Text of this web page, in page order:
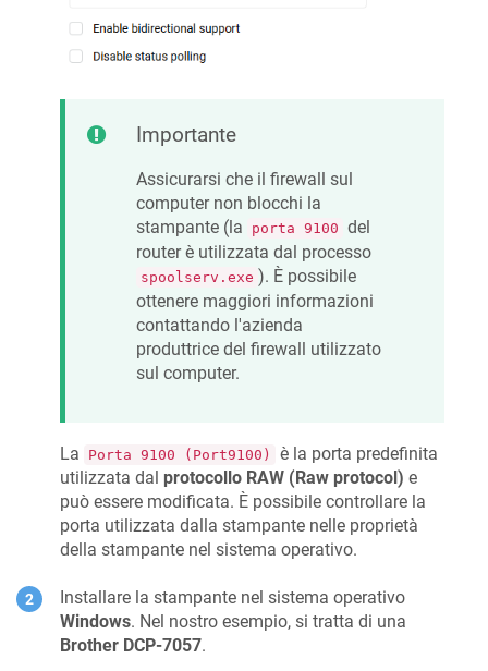
Importante
Assicurarsi che il firewall sul
computer non blocchi la
stampante (la
porta 9100 del
router è utilizzata dal processo
spoolserv.exe ). È possibile
ottenere maggiori informazioni
contattando l'azienda
produttrice del firewall utilizzato
sul computer.
La Porta 9100 (Port9100)
è la porta predefinita
utilizzata dal protocollo RAW (Raw protocol) e
può essere modificata. È possibile controllare la
porta utilizzata dalla stampante nelle proprietà
della stampante nel sistema operativo.
Installare la stampante nel sistema operativo
Windows. Nel nostro esempio, si tratta di una
Brother DCP-7057.